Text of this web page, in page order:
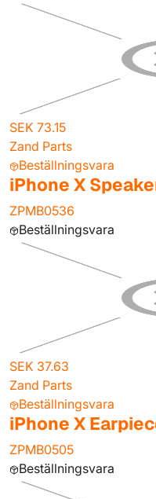
SEK 73.15
Zand Parts
Beställningsvara
iPhone X
ZPMB0536
Beställningsvara
SEK 37.63
Zand Parts
Beställningsvara
iPhone X
ZPMB0505
Beställningsvara